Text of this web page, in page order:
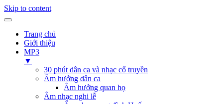
Skip to content
Trang chủ
Giới thiệu
MP3
▼
30 phút dân ca và nhạc cổ truyền
Âm hưởng dân ca
Âm hưởng quan họ
Âm nhạc nghi lễ